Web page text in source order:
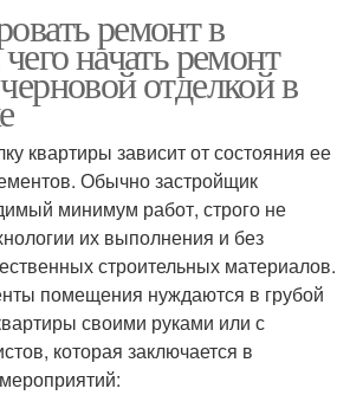
ремонт в
начать ремонт
отделкой в
квартиры зависит от состояния ее
Обычно застройщик
минимум работ, строго не
их выполнения и без
строительных материалов.
помещения нуждаются в грубой
своими руками или с
которая заключается в